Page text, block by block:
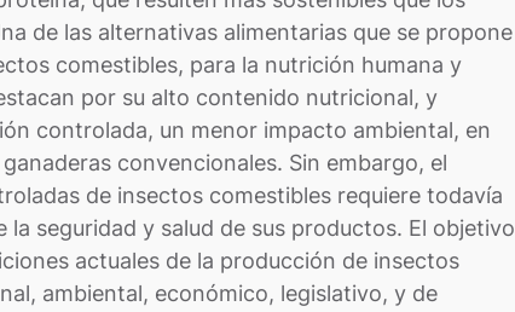
de las alternativas alimentarias que se propone
comestibles, para la nutrición humana y
por su alto contenido nutricional, y
controlada, un menor impacto ambiental, en
convencionales. Sin embargo, el
de insectos comestibles requiere todavía
seguridad y salud de sus productos. El objetivo
actuales de la producción de insectos
ambiental, económico, legislativo, y de